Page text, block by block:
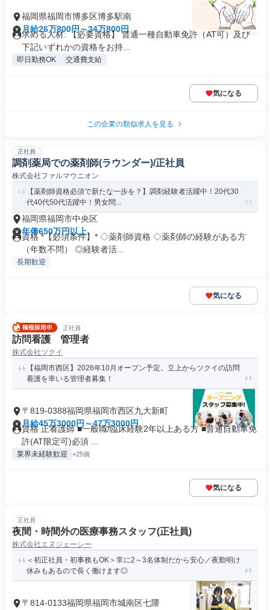
福岡県福岡市博多区博多駅南
月給26万800円～34万800円
求める人材: 【必要資格】 普通一種自動車免許（AT可）及び
下記いずれかの資格をお持...
即日勤務OK 交通費支給
気になる
この企業の類似求人を見る
正社員
調剤薬局での薬剤師(ラウンダー)/正社員
株式会社ファルマウニオン
【薬剤師資格必須で新たな一歩を？】調剤経験者活躍中！20代30
代40代50代活躍中！男女問...
福岡県福岡市中央区
年俸650万円以上
資格 *【必須条件】* ◇薬剤師資格 ◇薬剤師の経験がある方
（年数不問） ◎経験者活...
長期歓迎
気になる
正社員
訪問看護 管理者
株式会社ツクイ
【福岡市西区】2026年10月オープン予定。立上からツクイの訪問
看護を率いる管理者募集！
〒819-0388福岡県福岡市西区九大新町
月給45万3000円～47万3000円
資格 正看護師 ■一般職/臨床経験2年以上ある方 ■普通自動車免
許(AT限定可)必須 ...
業界未経験歓迎 +25個
気になる
正社員
夜間・時間外の医療事務スタッフ(正社員)
株式会社エヌジェーシー
＜初正社員・初事務もOK＞常に2～3名体制だから安心／夜勤明け
休みもあるので長く働けます◎
〒814-0133福岡県福岡市城南区七隈